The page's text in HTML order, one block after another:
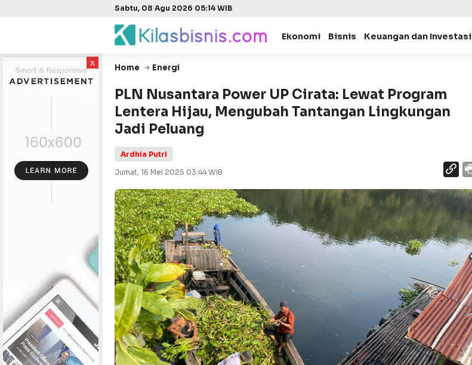
Sabtu, 08 Agu 2026 05:14 WIB
Ekonomi Bisnis Keuangan dan Investasi
x Home Energi
PLN Nusantara Power UP Cirata: Lewat Program
Lentera Hijau, Mengubah Tantangan Lingkungan
Jadi Peluang
Ardhia Putri
Jumat, 16 Mei 2025 03:44 WIB